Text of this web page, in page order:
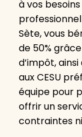
à vos
Sète, vous
de 50%
d’impôt,
aux CESU
équipe pour
offrir un
contraintes